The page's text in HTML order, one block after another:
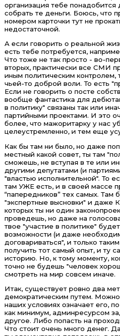
организация тебе понадобится
собрать те деньги. Боюсь, что
номером карточки тут не
недостаточной.
А если говорить о реальной
есть тебе потребуется,
Что тоже не так просто - во-
вторых, практически все СМИ
иным политическим контролем,
чьей-то доброй воли. То есть
Если не говорить о посте
вообще фантастика для
в политику" связаны так или
партийными проектами. И это
более, что мажоритарку у нас
целеустремленно, и тем еще
Как бы там ни было, но даже
местный какой совет, ты там
сможешь, не вступая в те или
другими депутатами (и
"властью исполнительной". То
там УЖЕ есть, и в своей массе
“папередников” тех самых. Там
"экспертные высновки" и даже
которых ты ни один
проведешь, но даже на
твое "участие в политике"
возможности (и даже
договариваться", и только
получить тот самый опыт, и ту
историю. Но, к тому моменту,
точно не будешь "человек
смотреть на мир совсем иначе.
Итак, существует ровно два
демократическим путем. Можно
наших условиях означает его,
как минимум, админресурсом
другое. Либо попасть на
Что стоит очень много денег.